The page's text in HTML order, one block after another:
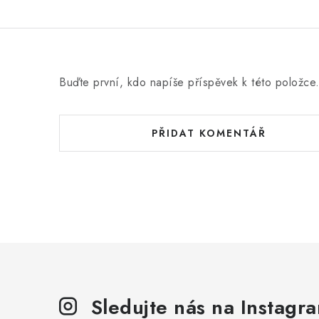
Buďte první, kdo napíše příspěvek k této položce.
PŘIDAT KOMENTÁŘ
Sledujte nás na